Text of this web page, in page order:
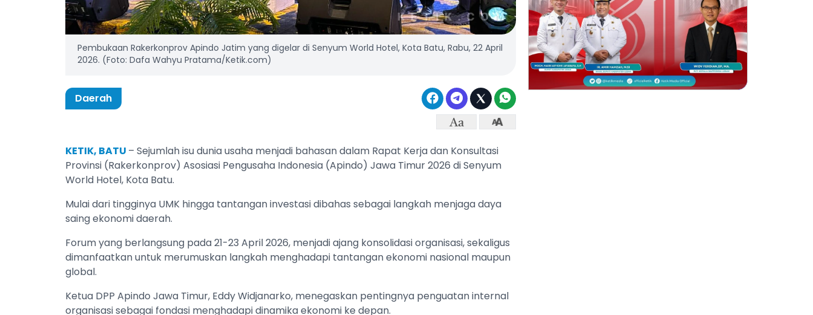
Pembukaan Rakerkonprov Apindo Jatim yang digelar di Senyum World Hotel, Kota Batu, Rabu, 22 April
2026. (Foto: Dafa Wahyu Pratama/Ketik.com)
Daerah
KETIK, BATU – Sejumlah isu dunia usaha menjadi bahasan dalam Rapat Kerja dan Konsultasi
Provinsi (Rakerkonprov) Asosiasi Pengusaha Indonesia (Apindo) Jawa Timur 2026 di Senyum
World Hotel, Kota Batu.
Mulai dari tingginya UMK hingga tantangan investasi dibahas sebagai langkah menjaga daya
saing ekonomi daerah.
Forum yang berlangsung pada 21-23 April 2026, menjadi ajang konsolidasi organisasi, sekaligus
dimanfaatkan untuk merumuskan langkah menghadapi tantangan ekonomi nasional maupun
global.
Ketua DPP Apindo Jawa Timur, Eddy Widjanarko, menegaskan pentingnya penguatan internal
organisasi sebagai fondasi menghadapi dinamika ekonomi ke depan.